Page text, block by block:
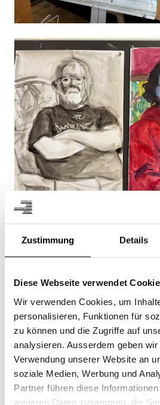
Zustimmung Details
Diese Webseite verwendet
Wir verwenden Cookies, um
personalisieren, Funktionen für
zu können und die Zugriffe auf
analysieren. Ausserdem geben
Verwendung unserer Website an
soziale Medien, Werbung und
Partner führen diese
weiteren Daten zusammen, die